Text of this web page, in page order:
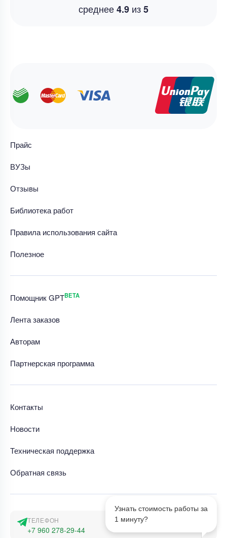
среднее4.9 из5
Узнать стоимость работы за
1 минуту?
Прайс
ВУЗы
Отзывы
Библиотека работ
Правила использования сайта
Полезное
Помощник GPTBETA
Лента заказов
Авторам
Партнерская программа
Контакты
Новости
Техническая поддержка
Обратная связь
ТЕЛЕФОН
+7 960 278-29-44